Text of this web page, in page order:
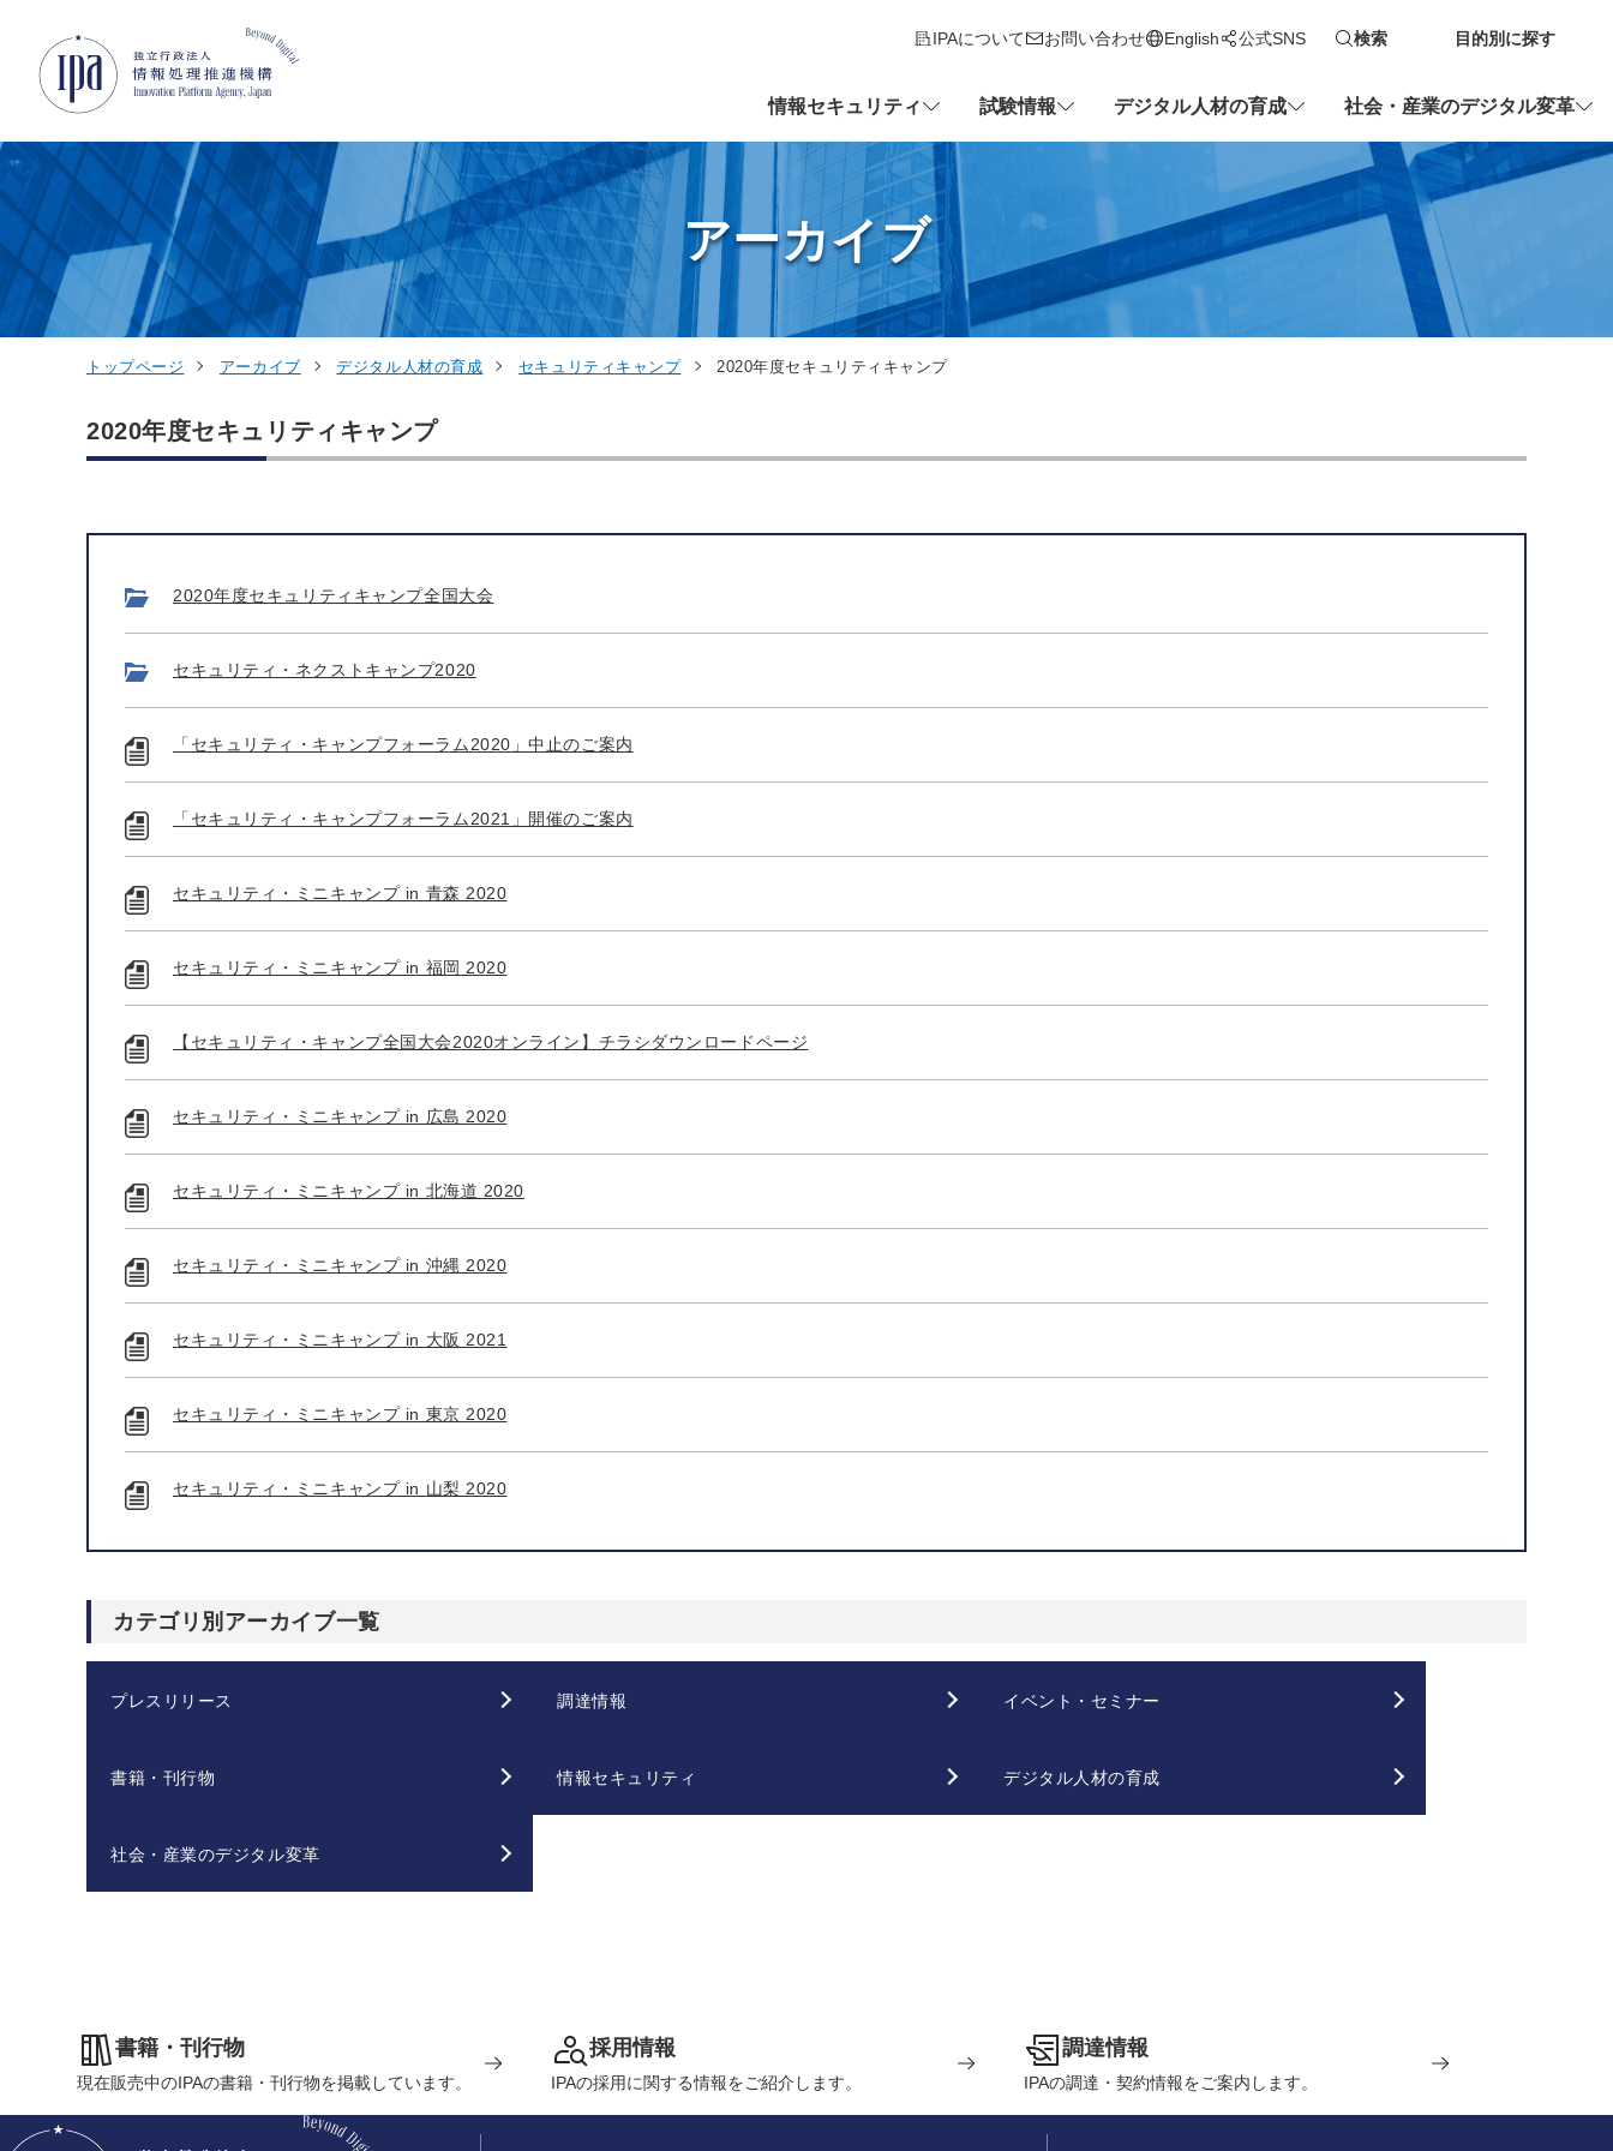
IPAについて
お問い合わせ English
新しいタブで開きます
公式SNS 検索 目的別に探す
情報セキュリティ 試験情報 デジタル人材の育成 社会・産業のデジタル変革
アーカイブ
トップページ アーカイブ デジタル人材の育成 セキュリティキャンプ 2020年度セキュリティキャンプ
2020年度セキュリティキャンプ
2020年度セキュリティキャンプ全国大会
セキュリティ・ネクストキャンプ2020
「セキュリティ・キャンプフォーラム2020」中止のご案内
「セキュリティ・キャンプフォーラム2021」開催のご案内
セキュリティ・ミニキャンプ in 青森 2020
セキュリティ・ミニキャンプ in 福岡 2020
【セキュリティ・キャンプ全国大会2020オンライン】チラシダウンロードページ
セキュリティ・ミニキャンプ in 広島 2020
セキュリティ・ミニキャンプ in 北海道 2020
セキュリティ・ミニキャンプ in 沖縄 2020
セキュリティ・ミニキャンプ in 大阪 2021
セキュリティ・ミニキャンプ in 東京 2020
セキュリティ・ミニキャンプ in 山梨 2020
カテゴリ別アーカイブ一覧
プレスリリース 調達情報 イベント・セミナー
書籍・刊行物 情報セキュリティ デジタル人材の育成
社会・産業のデジタル変革
書籍・刊行物
現在販売中のIPAの書籍・刊行物を掲載しています。
採用情報
IPAの採用に関する情報をご紹介します。
調達情報
IPAの調達・契約情報をご案内します。